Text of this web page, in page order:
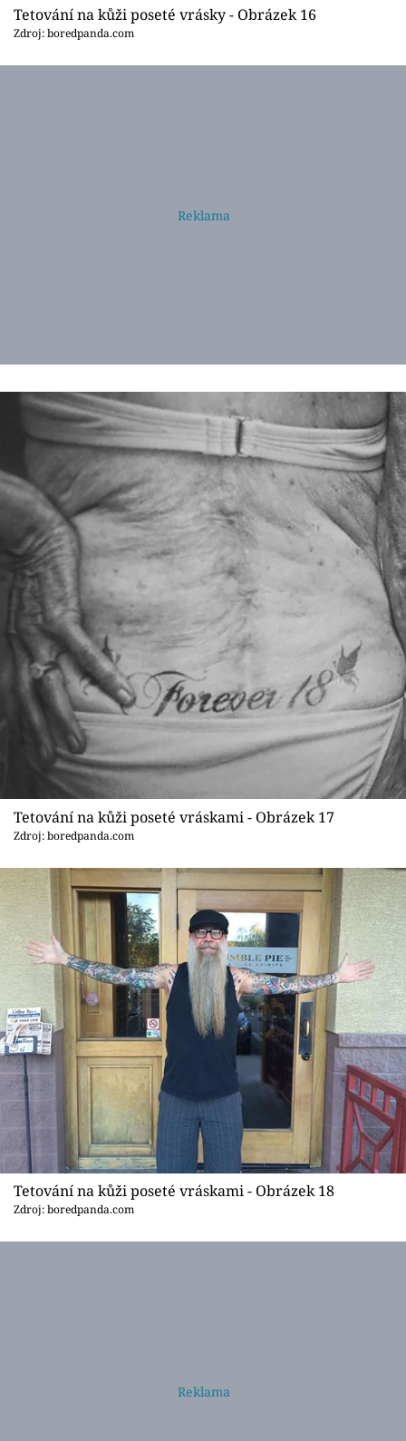
Tetování na kůži poseté vrásky - Obrázek 16
Zdroj: boredpanda.com
Tetování na kůži poseté vráskami - Obrázek 17
Zdroj: boredpanda.com
Tetování na kůži poseté vráskami - Obrázek 18
Zdroj: boredpanda.com